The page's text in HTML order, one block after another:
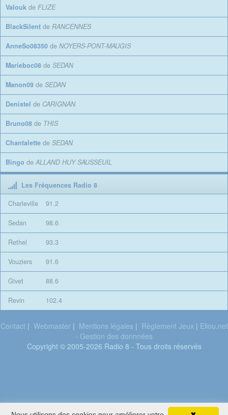
Valouk de FLIZE
BlackSilent de RANCENNES
AnneSo08350 de NOYERS-PONT-MAUGIS
Marieboc08 de SEDAN
Manon09 de SEDAN
Denistel de CARIGNAN
Bruno08 de THIS
Chantalette de SEDAN
Bingo de ALLAND HUY SAUSSEUIL
Les Fréquences Radio 8
Charleville
91.2
Sedan 98.6
Rethel 93.3
Vouziers 91.6
Givet 88.6
Revin 102.4
Contact| Webmaster| Mentions légales | Règlement Jeux | Eliou.net
- Gestion des donnnées
Copyright © 2005-2026 Radio 8 - Tous droits réservés